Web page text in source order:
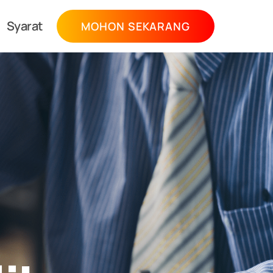
Syarat MOHON SEKARANG